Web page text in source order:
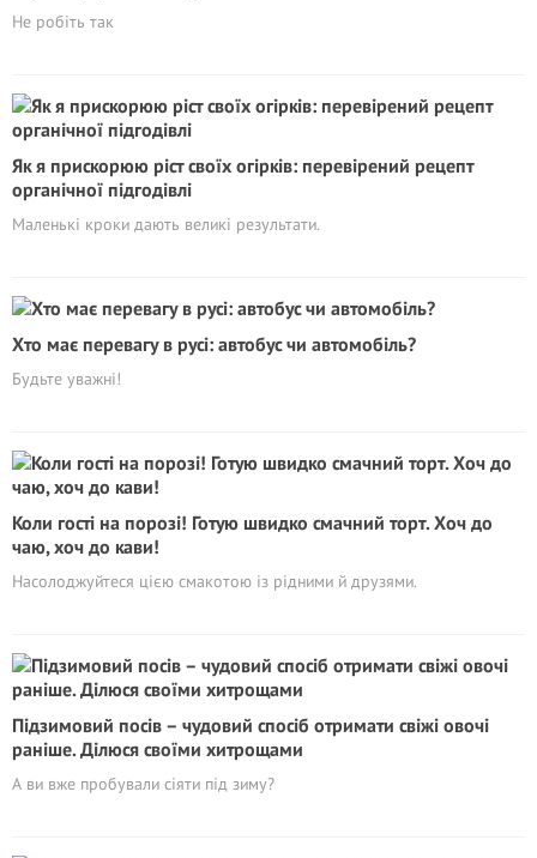
Не робіть так
Як я прискорюю ріст своїх огірків: перевірений рецепт
органічної підгодівлі
Маленькі кроки дають великі результати.
Хто має перевагу в русі: автобус чи автомобіль?
Будьте уважні!
Коли гості на порозі! Готую швидко смачний торт. Хоч до
чаю, хоч до кави!
Насолоджуйтеся цією смакотою із рідними й друзями.
Підзимовий посів – чудовий спосіб отримати свіжі овочі
раніше. Ділюся своїми хитрощами
А ви вже пробували сіяти під зиму?